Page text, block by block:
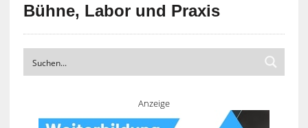
Bühne, Labor und Praxis
Anzeige